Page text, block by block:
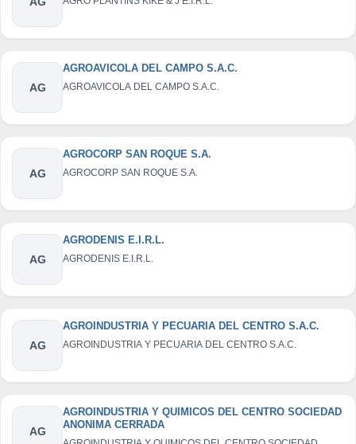
AG
AGROAVICOLA DEL CAMPO S.A.C.
AGROAVICOLA DEL CAMPO S.A.C.
AG
AGROCORP SAN ROQUE S.A.
AGROCORP SAN ROQUE S.A.
AG
AGRODENIS E.I.R.L.
AGRODENIS E.I.R.L.
AG
AGROINDUSTRIA Y PECUARIA DEL CENTRO S.A.C.
AGROINDUSTRIA Y PECUARIA DEL CENTRO S.A.C.
AG
AGROINDUSTRIA Y QUIMICOS DEL CENTRO SOCIEDAD
ANONIMA CERRADA